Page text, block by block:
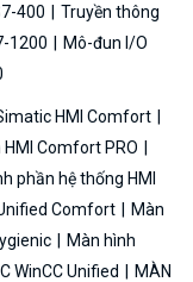
400
Truyền thông
1200
Mô-đun I/O
HMI Comfort
HMI Comfort PRO
phần hệ thống HMI
Comfort
Màn
Màn hình
WinCC Unified
MÀN